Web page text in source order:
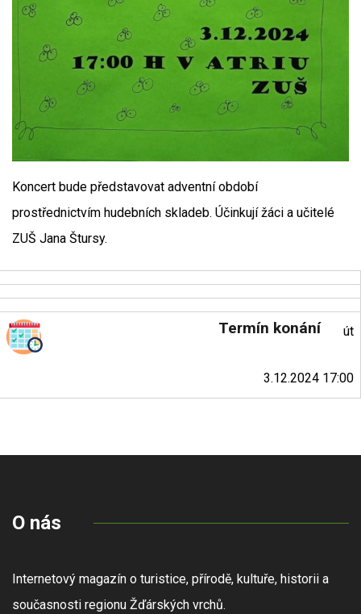
Koncert bude představovat adventní období
prostřednictvím hudebních skladeb. Účinkují žáci a učitelé
ZUŠ Jana Štursy.
Termín konání út
3.12.2024 17:00
O nás
Internetový magazín o turistice, přírodě, kultuře, historii a
současnosti regionu Žďárských vrchů.